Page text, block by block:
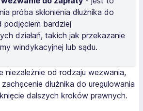
próba skłonienia dłużnika do
podjęciem bardziej
działań, takich jak przekazanie
windykacyjnej lub sądu.
niezależnie od rodzaju wezwania,
dłużnika do uregulowania
dalszych kroków prawnych.